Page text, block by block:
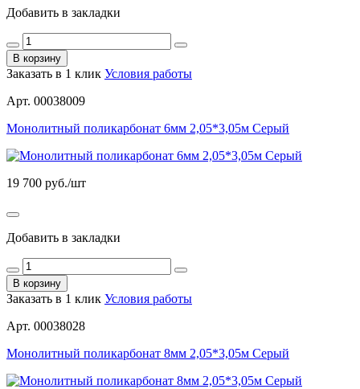
Добавить в закладки
В корзину
Заказать в 1 клик Условия работы
Арт. 00038009
Монолитный поликарбонат 6мм 2,05*3,05м Серый
19 700 руб./шт
Добавить в закладки
В корзину
Заказать в 1 клик Условия работы
Арт. 00038028
Монолитный поликарбонат 8мм 2,05*3,05м Серый